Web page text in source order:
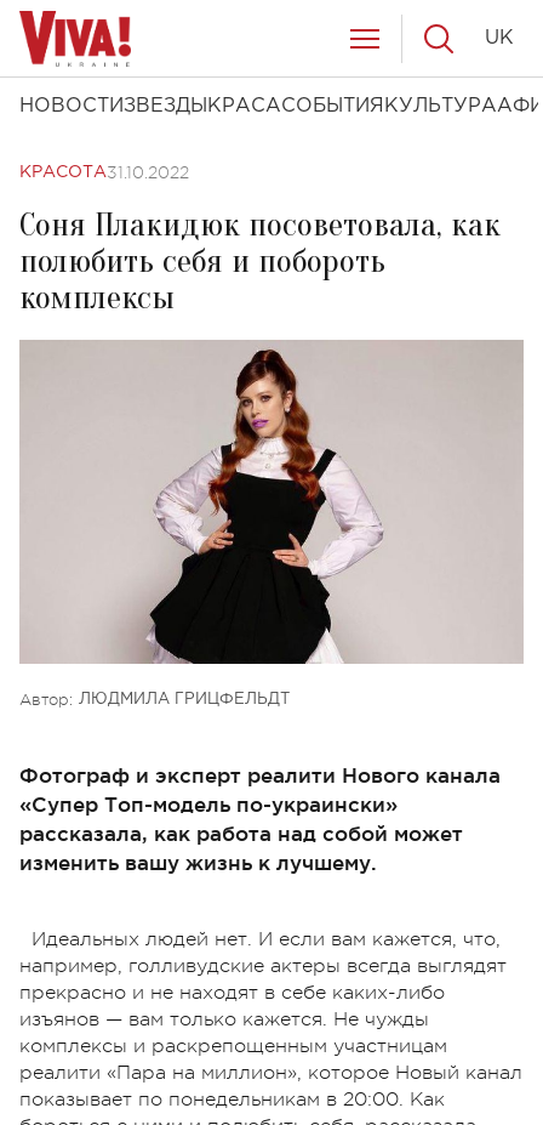
НОВОСТИ ЗВЕЗДЫ КРАСАСОБЫТИЯ КУЛЬТУРА
UK
КРАСОТА31.10.2022
Соня Плакидюк посоветовала, как
полюбить себя и побороть
комплексы
Автор: ЛЮДМИЛА ГРИЦФЕЛЬДТ
Фотограф и эксперт реалити Нового канала
«Супер Топ-модель по-украински»
рассказала, как работа над собой может
изменить вашу жизнь к лучшему.
Идеальных людей нет. И если вам кажется, что,
например, голливудские актеры всегда выглядят
прекрасно и не находят в себе каких-либо
изъянов — вам только кажется. Не чужды
комплексы и раскрепощенным участницам
реалити «Пара на миллион», которое Новый канал
показывает по понедельникам в 20:00. Как